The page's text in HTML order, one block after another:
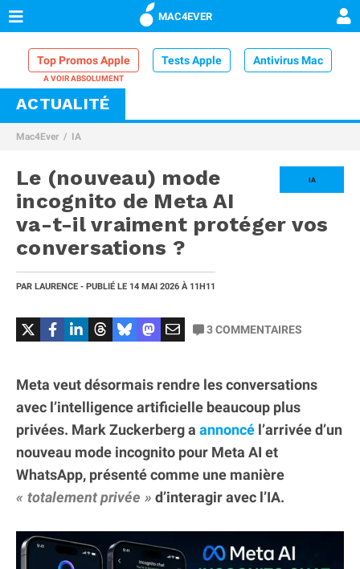
MAC4EVER
Top Promos Apple Tests Apple Antivirus Mac
VPN Mac
Comparatif iPhone
ACTUALITÉ
Mac4Ever IA
IA
Le (nouveau) mode
incognito de Meta AI
va-t-il vraiment protéger vos
conversations ?
PAR LAURENCE - PUBLIÉ LE 14 MAI 2026 À 11H11
3COMMENTAIRES
Meta veut désormais rendre les conversations
avec l’intelligence artificielle beaucoup plus
privées. Mark Zuckerberg a annoncé l’arrivée d’un
nouveau mode incognito pour Meta AI et
WhatsApp, présenté comme une manière
totalement privée
d’interagir avec l’IA.